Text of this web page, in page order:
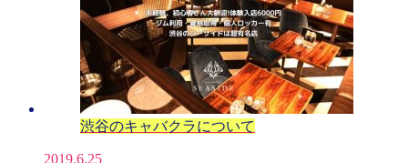
渋谷のキャバクラについて
2019.6.25